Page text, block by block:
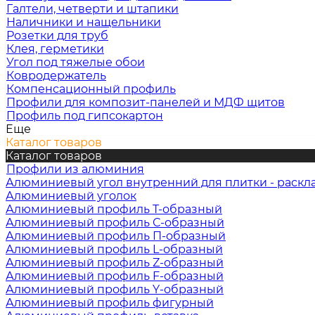
Галтели, четверти и штапики
Наличники и нащельники
Розетки для труб
Клея, герметики
Угол под тяжелые обои
Ковродержатель
Компенсационный профиль
Профили для композит-панелей и МДФ щитов
Профиль под гипсокартон
Еще
Каталог товаров
Каталог товаров
Профили из алюминия
Алюминиевый угол внутренний для плитки -
Алюминиевый уголок
Алюминиевый профиль Т-образный
Алюминиевый профиль С-образный
Алюминиевый профиль П-образный
Алюминиевый профиль L-образный
Алюминиевый профиль Z-образный
Алюминиевый профиль F-образный
Алюминиевый профиль Y-образный
Алюминиевый профиль фигурный